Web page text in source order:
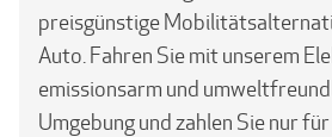
preisgünstige
Auto. Fahren Sie mit unserem
emissionsarm und
Umgebung und zahlen Sie nur